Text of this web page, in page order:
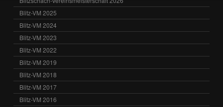
Blitz-VM 2025
Blitz-VM 2024
Blitz-VM 2023
Blitz-VM 2022
Blitz-VM 2019
Blitz-VM 2018
Blitz-VM 2017
Blitz-VM 2016